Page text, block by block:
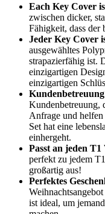
Each​ Key Cover
zwischen dicker,
Fähigkeit, dass
Jeder⁣ Key⁤ Cover
ausgewähltes
strapazierfähig ⁣ist.
einzigartigen
einzigartigen
Kundenbetreuung,
Anfrage und
Set hat eine
einhergeht.
Passt an jeden
perfekt zu jedem
großartig aus!
Perfektes
ist ideal, ‍um